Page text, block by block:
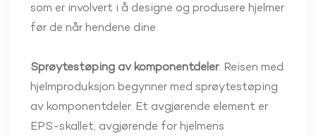
som er involvert i å designe og produsere hjelmer
før de når hendene dine.
Sprøytestøping av komponentdeler: Reisen med
hjelmproduksjon begynner med sprøytestøping
av komponentdeler. Et avgjørende element er
EPS-skallet, avgjørende for hjelmens